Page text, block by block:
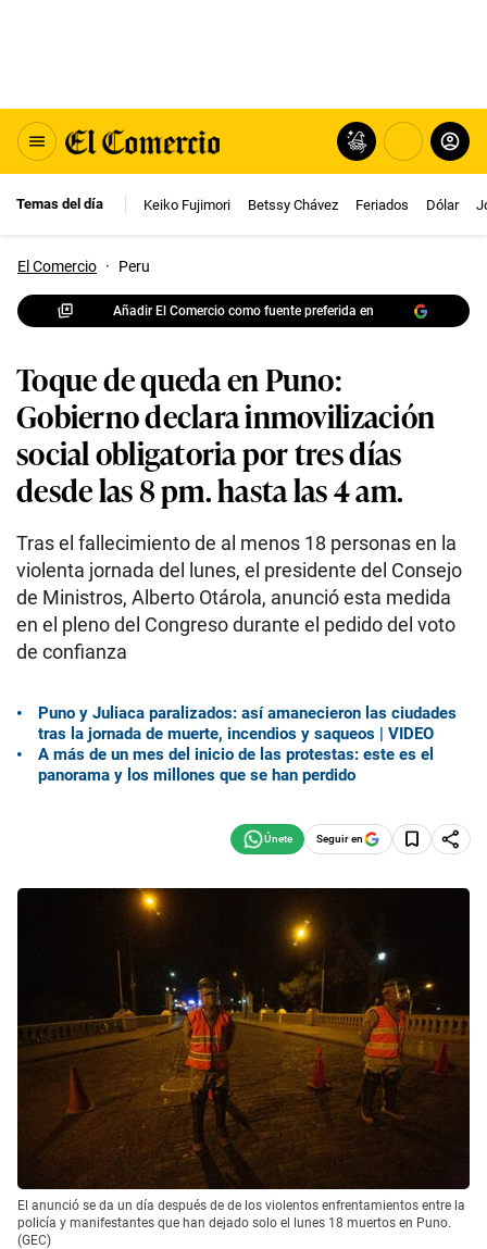
Temas del día Keiko Fujimori Betssy Chávez Feriados Dólar
El Comercio · Peru
Añadir El Comercio como fuente preferida en
Toque de queda en Puno:
Gobierno declara inmovilización
social obligatoria por tres días
desde las 8 pm. hasta las 4 am.
Tras el fallecimiento de al menos 18 personas en la
violenta jornada del lunes, el presidente del Consejo
de Ministros, Alberto Otárola, anunció esta medida
en el pleno del Congreso durante el pedido del voto
de confianza
Puno y Juliaca paralizados: así amanecieron las ciudades
tras la jornada de muerte, incendios y saqueos | VIDEO
A más de un mes del inicio de las protestas: este es el
panorama y los millones que se han perdido
Seguir en
El anunció se da un día después de de los violentos enfrentamientos entre la
policía y manifestantes que han dejado solo el lunes 18 muertos en Puno.
(GEC)